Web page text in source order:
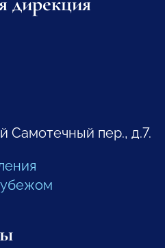
Самотечный пер., д.7.